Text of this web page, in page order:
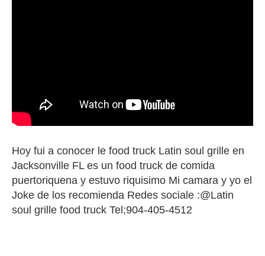
Hoy fui a conocer le food truck Latin soul grille en
Jacksonville FL es un food truck de comida
puertoriquena y estuvo riquisimo Mi camara y yo el
Joke de los recomienda Redes sociale :@Latin
soul grille food truck Tel;904-405-4512